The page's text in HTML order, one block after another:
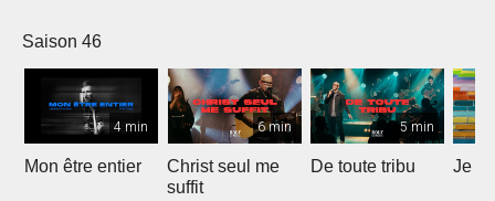
Saison 46
4 min
Mon être entier
6 min
Christ seul me
suffit
5 min
De toute tribu Je